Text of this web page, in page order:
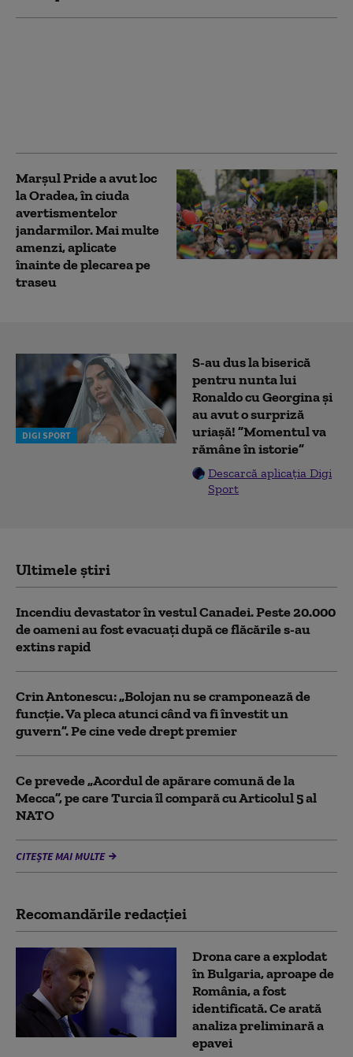
Marșul Pride a avut loc
la Oradea, în ciuda
avertismentelor
jandarmilor. Mai multe
amenzi, aplicate
înainte de plecarea pe
traseu
DIGI SPORT
S-au dus la biserică
pentru nunta lui
Ronaldo cu Georgina și
au avut o surpriză
uriașă! ”Momentul va
rămâne în istorie”
Descarcă aplicația Digi
Sport
Ultimele știri
Incendiu devastator în vestul Canadei. Peste 20.000
de oameni au fost evacuați după ce flăcările s-au
extins rapid
Crin Antonescu: „Bolojan nu se cramponează de
funcție. Va pleca atunci când va fi învestit un
guvern”. Pe cine vede drept premier
Ce prevede „Acordul de apărare comună de la
Mecca”, pe care Turcia îl compară cu Articolul 5 al
NATO
CITEȘTE MAI MULTE
Recomandările redacţiei
Drona care a explodat
în Bulgaria, aproape de
România, a fost
identificată. Ce arată
analiza preliminară a
epavei